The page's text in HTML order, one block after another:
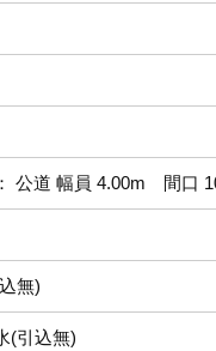
公道 幅員 4.00m 間口
無)
(引込無)